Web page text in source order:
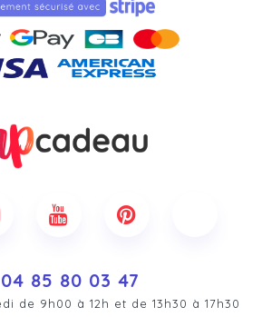
04 85 80 03 47
de 9h00 à 12h et de 13h30 à 17h30